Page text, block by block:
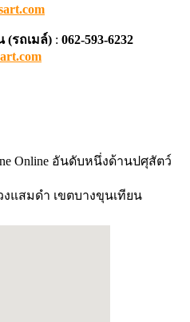
(รถเมล์) : 062-593-6232
Online อันดับหนึ่งด้านปศุสัตว์
แสมดำ เขตบางขุนเทียน